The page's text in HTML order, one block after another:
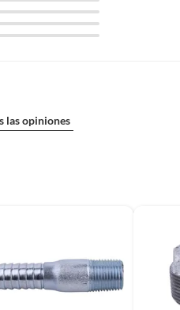
las opiniones